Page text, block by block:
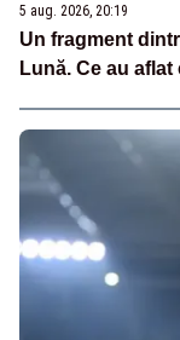
5 aug. 2026, 20:19
Un fragment
Lună. Ce au